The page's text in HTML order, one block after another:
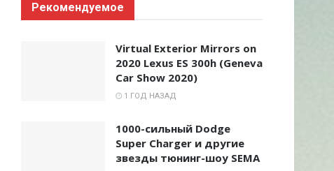
Рекомендуемое
Virtual Exterior Mirrors on
2020 Lexus ES 300h (Geneva
Car Show 2020)
1 ГОД НАЗАД
1000-сильный Dodge
Super Charger и другие
звезды тюнинг-шоу SEMA